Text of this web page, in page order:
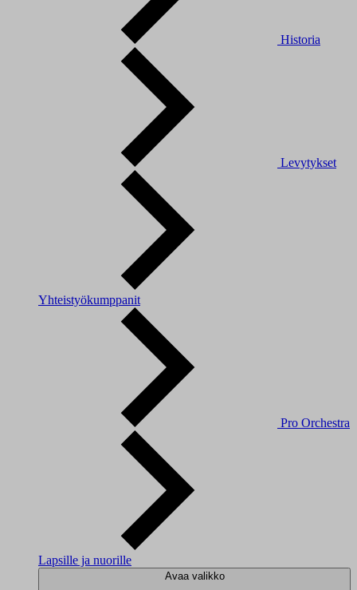
Historia
Levytykset
Yhteistyökumppanit
Pro Orchestra
Lapsille ja nuorille
Avaa valikko